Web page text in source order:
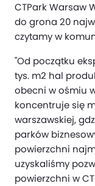
CTPark Warsaw
do grona 20
czytamy w
"Od początku
tys. m2 hal
obecni w ośmiu
koncentruje się
warszawskiej,
parków
powierzchni
uzyskaliśmy
powierzchni w